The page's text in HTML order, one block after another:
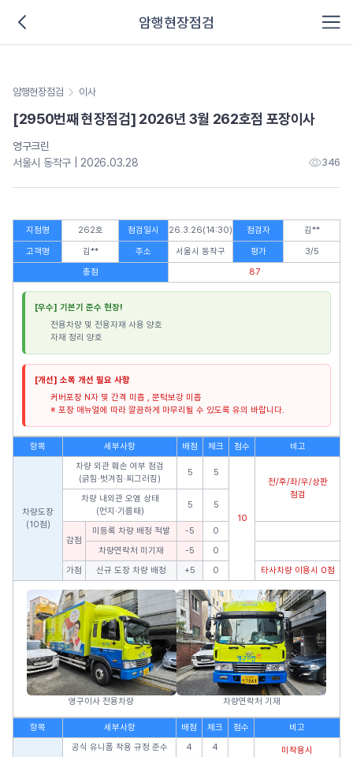
암행현장점검
암행현장점검 이사
[2950번째 현장점검] 2026년 3월 262호점 포장이사
영구크린
서울시 동작구 | 2026.03.28
346
지점명 262호 점검일시 26.3.26(14:30) 점검자 김**
고객명 김** 주소 서울시 동작구 평가
3/5
총점
87
[우수] 기본기 준수 현장!
전용차량 및 전용자재 사용 양호
자재 정리 양호
[개선] 소폭 개선 필요 사항
커버포장 N자 및 간격 미흡 , 문턱보강 미흡
※ 포장 매뉴얼에 따라 깔끔하게 마무리될 수 있도록 유의 바랍니다.
항목 세부사항 배점 체크 점수 비고
차량도장
(10점)
차량 외관 훼손 여부 점검
(긁힘·벗겨짐·찌그러짐)
5 5
10
전/후/좌/우/상판
점검
차량 내외관 오염 상태
(먼지·기름때)
5 5
감점
미등록 차량 배정 적발 -5
0
차량연락처 미기재
-5
0
가점
신규 도장 차량 배정 +5 0 타사차량 이용시 0점
영구이사 전용차량 차량연락처 기재
항목 세부사항 배점 체크 점수 비고
공식 유니폼 착용 규정 준수 4 4
미착용시